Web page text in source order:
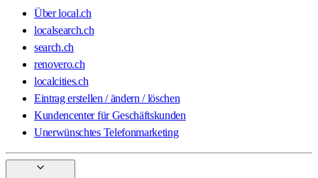
Über local.ch
localsearch.ch
search.ch
renovero.ch
localcities.ch
Eintrag erstellen / ändern / löschen
Kundencenter für Geschäftskunden
Unerwünschtes Telefonmarketing